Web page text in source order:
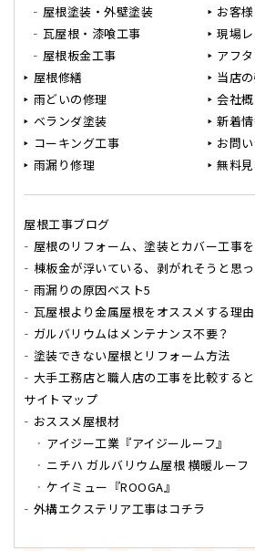
屋根塗装・外壁塗装
瓦屋根・漆喰工事
屋根板金工事
屋根修繕
雨どいの修理
ベランダ塗装
コーキング工事
雨漏り修理
お客
現場
アフ
当店
会社
新着
お問
無料
屋根工事ブログ
屋根のリフォーム、塗装とカバー工事
棟板金が浮いている、剥がれそうと思
雨漏りの原因ベスト5
瓦屋根より金属屋根をオススメする理由
ガルバリウムはメンテナンス不要？
塗装できない屋根とリフォーム方法
大手工務店と職人店の工事を比較すると
サイトマップ
おススメ屋根材
アイジー工業『アイジールーフ』
ニチハ ガルバリウム屋根 横暖ルーフ
ケイミュー『ROOGA』
外構エクステリア工事はコチラ